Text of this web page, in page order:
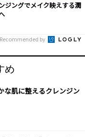
ジングでメイク映えする潤
Recommended by
め
な肌に整えるクレンジン